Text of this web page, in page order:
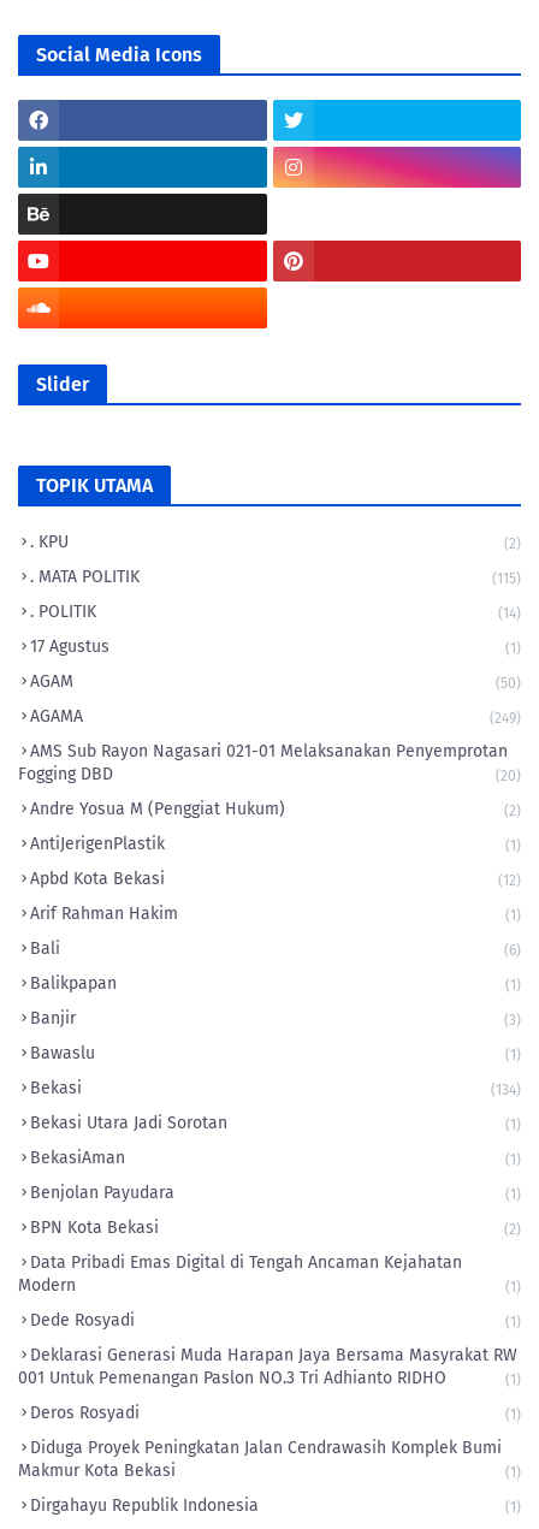
Social Media Icons
Slider
TOPIK UTAMA
. KPU (2)
. MATA POLITIK (115)
. POLITIK (14)
17 Agustus (1)
AGAM (50)
AGAMA (249)
AMS Sub Rayon Nagasari 021-01 Melaksanakan Penyemprotan
Fogging DBD
(20)
Andre Yosua M (Penggiat Hukum) (2)
AntiJerigenPlastik (1)
Apbd Kota Bekasi (12)
Arif Rahman Hakim (1)
Bali (6)
Balikpapan (1)
Banjir (3)
Bawaslu (1)
Bekasi (134)
Bekasi Utara Jadi Sorotan (1)
BekasiAman (1)
Benjolan Payudara (1)
BPN Kota Bekasi (2)
Data Pribadi Emas Digital di Tengah Ancaman Kejahatan
Modern
(1)
Dede Rosyadi (1)
Deklarasi Generasi Muda Harapan Jaya Bersama Masyrakat RW
001 Untuk Pemenangan Paslon NO.3 Tri Adhianto RIDHO
(1)
Deros Rosyadi (1)
Diduga Proyek Peningkatan Jalan Cendrawasih Komplek Bumi
Makmur Kota Bekasi
(1)
Dirgahayu Republik Indonesia (1)